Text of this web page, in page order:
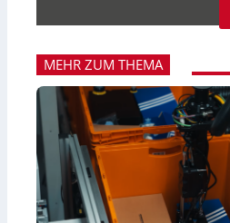
MEHR ZUM THEMA